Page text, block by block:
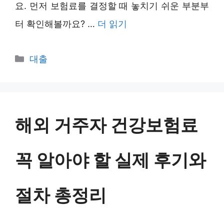
요. 먼저 보험료를 결정할 때 놓치기 쉬운 부분부
터 확인해볼까요? … 더 읽기
카
대출
해외 거주자 건강보험료
꼭 알아야 할 실제 후기와
절차 총정리